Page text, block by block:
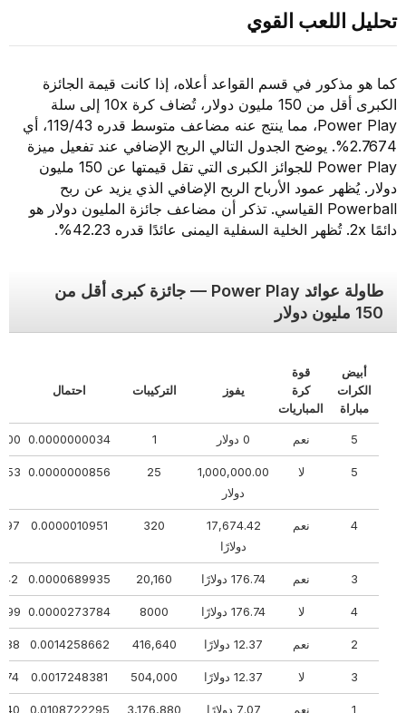
تحليل اللعب القوي
كما هو مذكور في قسم القواعد أعلاه، إذا كانت قيمة الجائزة
الكبرى أقل من 150 مليون دولار، تُضاف كرة 10x إلى سلة
Power Play، مما ينتج عنه مضاعف متوسط قدره 119/43، أي
2.7674%. يوضح الجدول التالي الربح الإضافي عند تفعيل ميزة
Power Play للجوائز الكبرى التي تقل قيمتها عن 150 مليون
دولار. يُظهر عمود الأرباح الربح الإضافي الذي يزيد عن ربح
Powerball القياسي. تذكر أن مضاعف جائزة المليون دولار هو
دائمًا 2x. تُظهر الخلية السفلية اليمنى عائدًا قدره 42.23%.
طاولة عوائد Power Play — جائزة كبرى أقل من
150 مليون دولار
أبيض
الكرات
مباراة
قوة
كرة
المباريات
يفوز التركيبات احتمال
نعم 0.0000000034
1,000,000.00
دولار
25
0.0000000856
4 نعم
17,674.42
دولارًا
320
0.0000010951
نعم 176.74 دولارًا 20,160
0.0000689935
4 176.74 دولارًا 8000
0.0000273784
نعم 12.37 دولارًا 416,640
0.0014258662
12.37 دولارًا 504,000
0.0017248381
نعم 7.07 دولارًا 3,176,880
0.0108722295